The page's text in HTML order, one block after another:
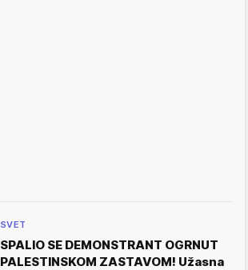
SVET
SPALIO SE DEMONSTRANT OGRNUT
PALESTINSKOM ZASTAVOM! Užasna